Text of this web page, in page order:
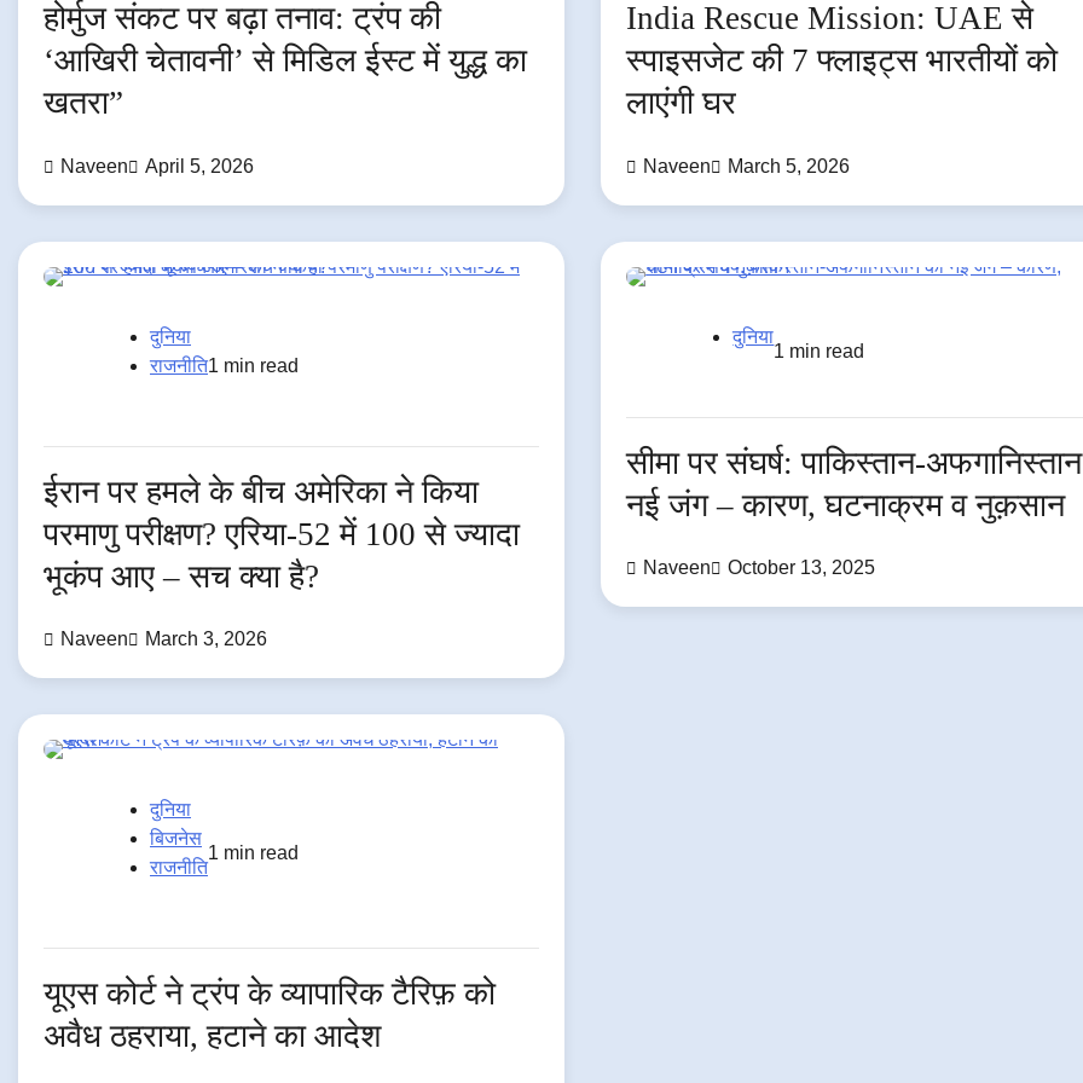
होर्मुज संकट पर बढ़ा तनाव: ट्रंप की
‘आखिरी चेतावनी’ से मिडिल ईस्ट में युद्ध का
खतरा”
Naveen April 5, 2026
India Rescue Mission: UAE से
स्पाइसजेट की 7 फ्लाइट्स भारतीयों को
लाएंगी घर
Naveen March 5, 2026
दुनिया
राजनीति1 min read
ईरान पर हमले के बीच अमेरिका ने किया
परमाणु परीक्षण? एरिया-52 में 100 से ज्यादा
भूकंप आए – सच क्या है?
Naveen March 3, 2026
दुनिया
1 min read
सीमा पर संघर्ष: पाकिस्तान-
नई जंग – कारण, घटनाक्रम व नुक़सान
Naveen October 13, 2025
दुनिया
बिजनेस
राजनीति
1 min read
यूएस कोर्ट ने ट्रंप के व्यापारिक टैरिफ़ को
अवैध ठहराया, हटाने का आदेश